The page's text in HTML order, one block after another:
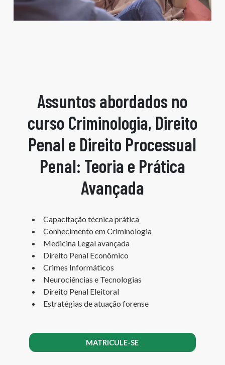
Assuntos abordados no
curso Criminologia, Direito
Penal e Direito Processual
Penal: Teoria e Prática
Avançada
Capacitação técnica prática
Conhecimento em Criminologia
Medicina Legal avançada
Direito Penal Econômico
Crimes Informáticos
Neurociências e Tecnologias
Direito Penal Eleitoral
Estratégias de atuação forense
MATRICULE-SE